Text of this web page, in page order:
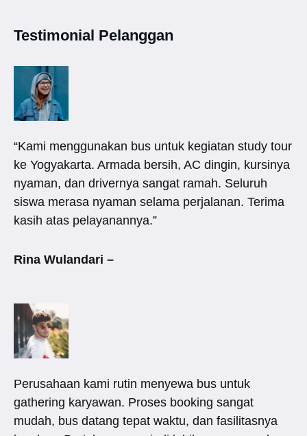
Testimonial Pelanggan
“Kami menggunakan bus untuk kegiatan study tour
ke Yogyakarta. Armada bersih, AC dingin, kursinya
nyaman, dan drivernya sangat ramah. Seluruh
siswa merasa nyaman selama perjalanan. Terima
kasih atas pelayanannya.”
Rina Wulandari –
Perusahaan kami rutin menyewa bus untuk
gathering karyawan. Proses booking sangat
mudah, bus datang tepat waktu, dan fasilitasnya